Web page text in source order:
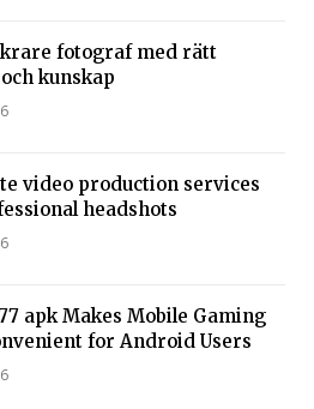
fotograf med rätt
kunskap
video production services
headshots
apk Makes Mobile Gaming
for Android Users